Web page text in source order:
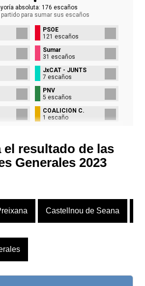
absoluta: 176 escaños
para sumar sus escaños
PSOE
121 escaños
Sumar
31 escaños
JxCAT - JUNTS
7 escaños
PNV
5 escaños
COALICIÓN C.
1 escaño
el resultado de las
Generales 2023
Castellnou de Seana